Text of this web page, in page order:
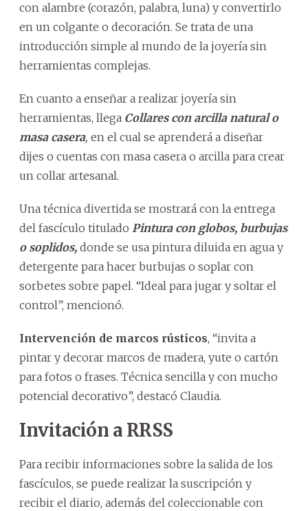
con alambre (corazón, palabra, luna) y convertirlo
en un colgante o decoración. Se trata de una
introducción simple al mundo de la joyería sin
herramientas complejas.
En cuanto a enseñar a realizar joyería sin
herramientas, llega Collares con arcilla natural o
masa casera, en el cual se aprenderá a diseñar
dijes o cuentas con masa casera o arcilla para crear
un collar artesanal.
Una técnica divertida se mostrará con la entrega
del fascículo titulado Pintura con globos, burbujas
o soplidos, donde se usa pintura diluida en agua y
detergente para hacer burbujas o soplar con
sorbetes sobre papel. “Ideal para jugar y soltar el
control”, mencionó.
Intervención de marcos rústicos, “invita a
pintar y decorar marcos de madera, yute o cartón
para fotos o frases. Técnica sencilla y con mucho
potencial decorativo”, destacó Claudia.
Invitación a RRSS
Para recibir informaciones sobre la salida de los
fascículos, se puede realizar la suscripción y
recibir el diario, además del coleccionable con